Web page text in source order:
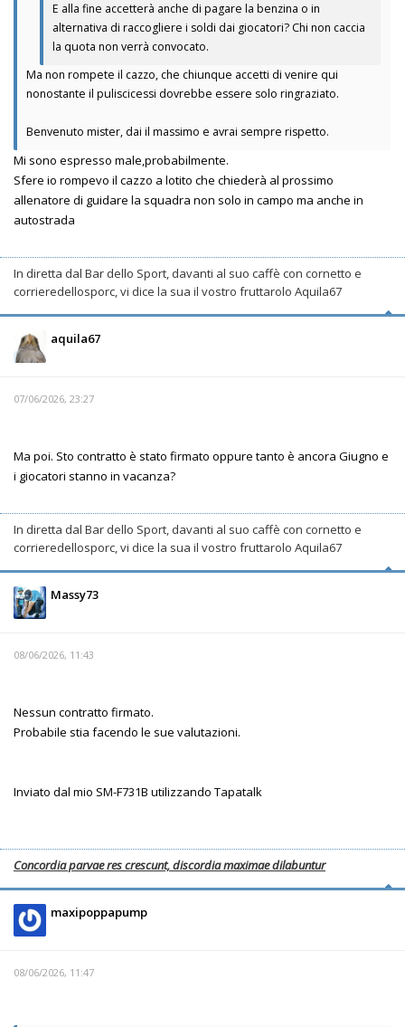
E alla fine accetterà anche di pagare la benzina o in
alternativa di raccogliere i soldi dai giocatori? Chi non caccia
la quota non verrà convocato.
Ma non rompete il cazzo, che chiunque accetti di venire qui
nonostante il puliscicessi dovrebbe essere solo ringraziato.
Benvenuto mister, dai il massimo e avrai sempre rispetto.
Mi sono espresso male,probabilmente.
Sfere io rompevo il cazzo a lotito che chiederà al prossimo
allenatore di guidare la squadra non solo in campo ma anche in
autostrada
In diretta dal Bar dello Sport, davanti al suo caffè con cornetto e
corrieredellosporc, vi dice la sua il vostro fruttarolo Aquila67
aquila67
07/06/2026, 23:27
Ma poi. Sto contratto è stato firmato oppure tanto è ancora Giugno e
i giocatori stanno in vacanza?
In diretta dal Bar dello Sport, davanti al suo caffè con cornetto e
corrieredellosporc, vi dice la sua il vostro fruttarolo Aquila67
Massy73
08/06/2026, 11:43
Nessun contratto firmato.
Probabile stia facendo le sue valutazioni.
Inviato dal mio SM-F731B utilizzando Tapatalk
Concordia parvae res crescunt, discordia maximae dilabuntur
maxipoppapump
08/06/2026, 11:47